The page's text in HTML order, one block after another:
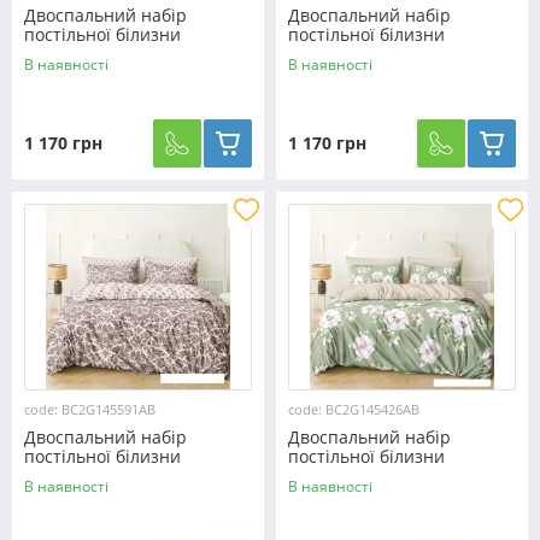
Двоспальний набір
постільної білизни
180*220 із Бязі "Gold" з
простирадлом на резинці
В наявності
1 170 грн
Двоспальний набір
постільної білизни
180*220 із Бязі "Gold" з
простирадлом на резинці
В наявності
1 170 грн
code: BC2G145591AB
Двоспальний набір
постільної білизни
180*220 із Бязі "Gold" з
простирадлом на резинці
В наявності
code: BC2G145426AB
Двоспальний набір
постільної білизни
180*220 із Бязі "Gold" з
простирадлом на резинці
В наявності